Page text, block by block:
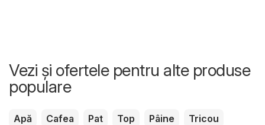
Vezi și ofertele pentru alte produse
populare
Apă Cafea Pat Top Pâine
Tricou